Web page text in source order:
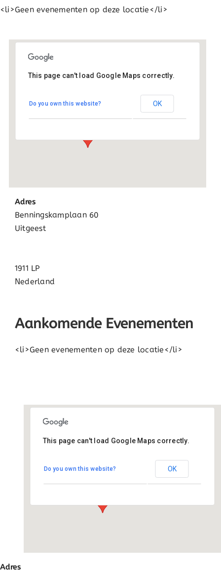
<li>Geen evenementen op deze locatie</li>
Basisschool Kornak
Benningskamplaan 60 - Uitgeest
This page can't load Google Maps correctly.
Do you own this website? OK
Adres
Benningskamplaan 60
Uitgeest
1911 LP
Nederland
Aankomende Evenementen
<li>Geen evenementen op deze locatie</li>
Basisschool Kornak
Benningskamplaan 60 - Uitgeest
This page can't load Google Maps correctly.
Do you own this website? OK
Adres